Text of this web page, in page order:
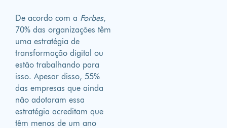
De acordo com a Forbes,
70% das organizações têm
uma estratégia de
transformação digital ou
estão trabalhando para
isso. Apesar disso, 55%
das empresas que ainda
não adotaram essa
estratégia acreditam que
têm menos de um ano